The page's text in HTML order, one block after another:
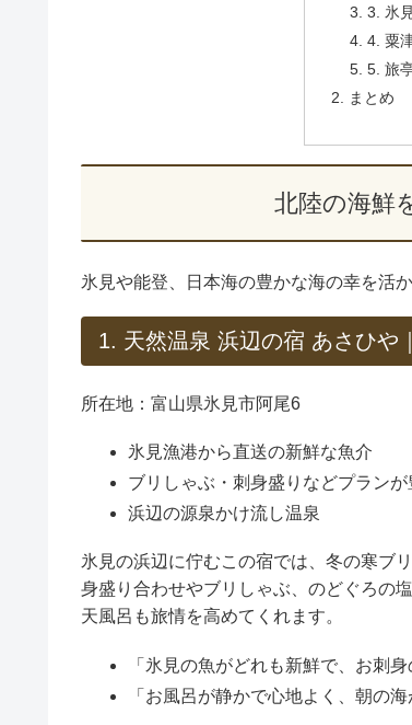
3. 氷
4. 粟
5. 旅
まとめ
北陸の海鮮
氷見や能登、日本海の豊かな海の幸を活
1. 天然温泉 浜辺の宿 あさひや
所在地：富山県氷見市阿尾6
氷見漁港から直送の新鮮な魚介
ブリしゃぶ・刺身盛りなどプランが
浜辺の源泉かけ流し温泉
氷見の浜辺に佇むこの宿では、冬の寒ブ
身盛り合わせやブリしゃぶ、のどぐろの
天風呂も旅情を高めてくれます。
「氷見の魚がどれも新鮮で、お刺
「お風呂が静かで心地よく、朝の